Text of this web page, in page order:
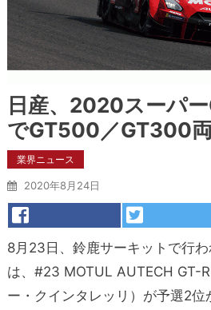
日産、2020スーパ
でGT500／GT300
業界ニュース
2020年8月24日
8月23日、鈴鹿サーキットで行
は、#23 MOTUL AUTECH GT-
ー・クインタレッリ）が予選2位